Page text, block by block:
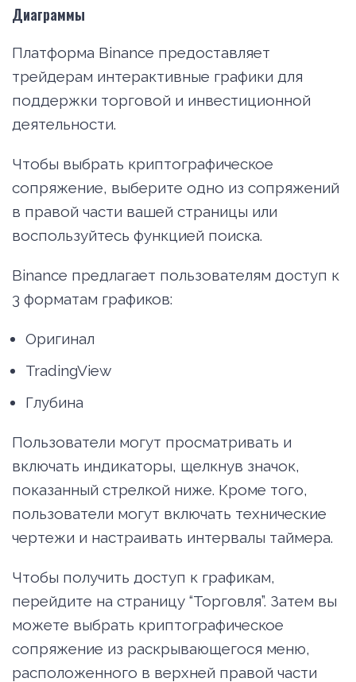
Диаграммы
Платформа Binance предоставляет
трейдерам интерактивные графики для
поддержки торговой и инвестиционной
деятельности.
Чтобы выбрать криптографическое
сопряжение, выберите одно из сопряжений
в правой части вашей страницы или
воспользуйтесь функцией поиска.
Binance предлагает пользователям доступ к
3 форматам графиков:
Оригинал
TradingView
Глубина
Пользователи могут просматривать и
включать индикаторы, щелкнув значок,
показанный стрелкой ниже. Кроме того,
пользователи могут включать технические
чертежи и настраивать интервалы таймера.
Чтобы получить доступ к графикам,
перейдите на страницу “Торговля”. Затем вы
можете выбрать криптографическое
сопряжение из раскрывающегося меню,
расположенного в верхней правой части